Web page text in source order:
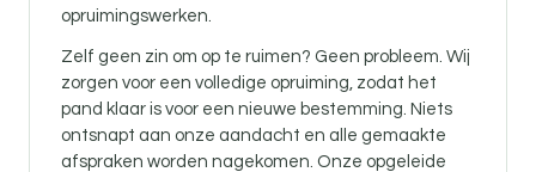
opruimingswerken.
Zelf geen zin om op te ruimen? Geen probleem. Wij
zorgen voor een volledige opruiming, zodat het
pand klaar is voor een nieuwe bestemming. Niets
ontsnapt aan onze aandacht en alle gemaakte
afspraken worden nagekomen. Onze opgeleide